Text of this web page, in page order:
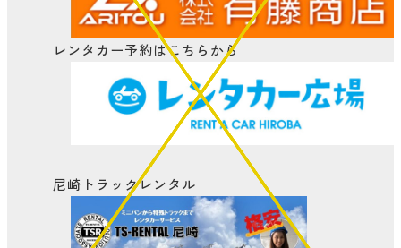
レンタカー予約はこちらから
尼崎トラックレンタル